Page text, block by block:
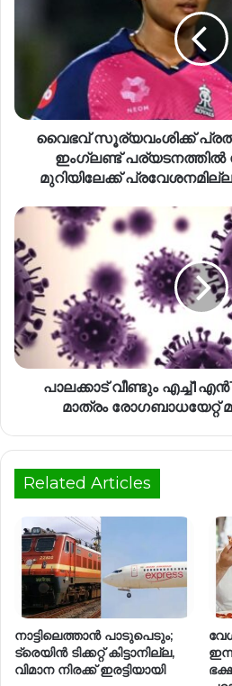
വൈഭവ് സൂര്യവംശിക്ക്
ഇംഗ്ലണ്ട്
മുറിയിലേക്ക്
പാലക്കാട് വീണ്ടും
മാത്രം രോഗബാധയേറ്റ്
Related Articles
നാട്ടിലെത്താൻ പാടുപെടും;
ട്രെയിൻ ടിക്കറ്റ് കിട്ടാനില്ല,
വിമാന നിരക്ക് ഇരട്ടിയായി